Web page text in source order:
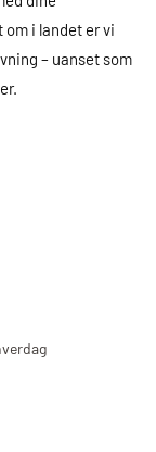
i landet er vi
– uanset som